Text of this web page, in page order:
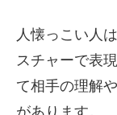
人懐っこい人
スチャーで表
て相手の理解
があります。